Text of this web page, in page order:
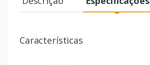
Características